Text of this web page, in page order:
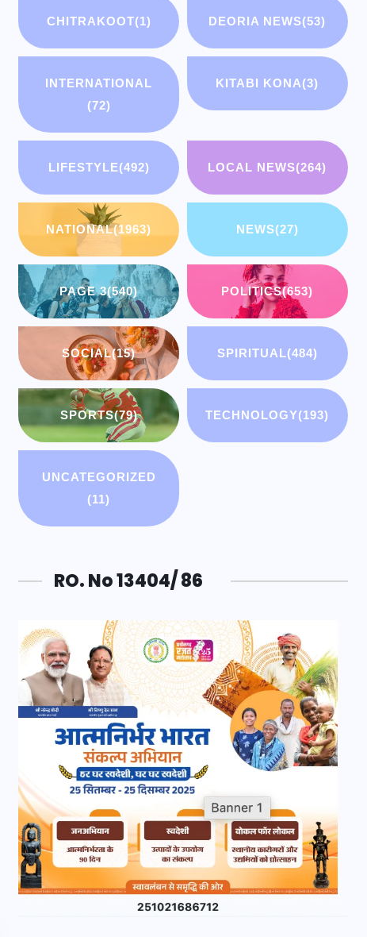
CHITRAKOOT(1) DEORIA NEWS(53)
INTERNATIONAL
(72)
KITABI KONA(3)
LIFESTYLE(492) LOCAL NEWS(264)
NATIONAL(1963) NEWS(27)
PAGE 3(540) POLITICS(653)
SOCIAL(15) SPIRITUAL(484)
SPORTS(79) TECHNOLOGY(193)
UNCATEGORIZED
(11)
RO. No 13404/ 86